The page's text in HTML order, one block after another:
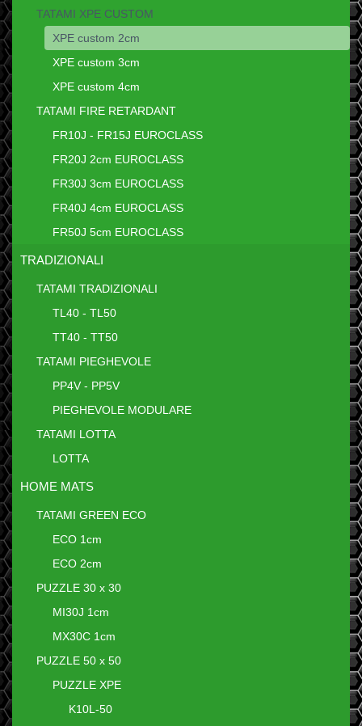
TATAMI XPE CUSTOM
XPE custom 2cm
XPE custom 3cm
XPE custom 4cm
TATAMI FIRE RETARDANT
FR10J - FR15J EUROCLASS
FR20J 2cm EUROCLASS
FR30J 3cm EUROCLASS
FR40J 4cm EUROCLASS
FR50J 5cm EUROCLASS
TRADIZIONALI
TATAMI TRADIZIONALI
TL40 - TL50
TT40 - TT50
TATAMI PIEGHEVOLE
PP4V - PP5V
PIEGHEVOLE MODULARE
TATAMI LOTTA
LOTTA
HOME MATS
TATAMI GREEN ECO
ECO 1cm
ECO 2cm
PUZZLE 30 x 30
MI30J 1cm
MX30C 1cm
PUZZLE 50 x 50
PUZZLE XPE
K10L-50